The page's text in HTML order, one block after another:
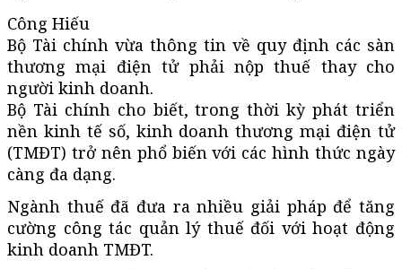
Công Hiếu
Bộ Tài chính vừa thông tin về quy định các sàn
thương mại điện tử phải nộp thuế thay cho
người kinh doanh.
Bộ Tài chính cho biết, trong thời kỳ phát triển
nền kinh tế số, kinh doanh thương mại điện tử
(TMĐT) trở nên phổ biến với các hình thức ngày
càng đa dạng.
Ngành thuế đã đưa ra nhiều giải pháp để tăng
cường công tác quản lý thuế đối với hoạt động
kinh doanh TMĐT.